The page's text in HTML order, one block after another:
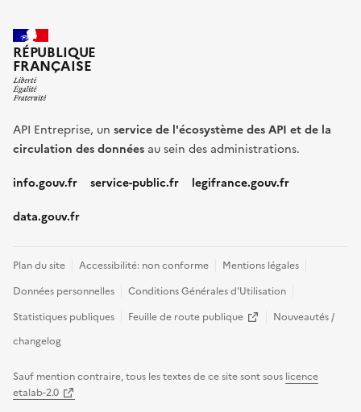
RÉPUBLIQUE
FRANÇAISE
API Entreprise, un service de l'écosystème des API et de la
circulation des données au sein des administrations.
info.gouv.fr
service-public.fr
legifrance.gouv.fr
data.gouv.fr
Plan du site Accessibilité: non conforme
Mentions légales
Données personnelles
Conditions Générales d'Utilisation
Statistiques publiques
Feuille de route publique (nouvelle fenêtre)
Nouveautés /
changelog
Sauf mention contraire, tous les textes de ce site sont sous licence
etalab-2.0(nouvelle fenêtre)